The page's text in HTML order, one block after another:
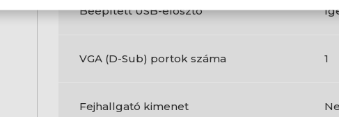
Beépített USB-elosztó
VGA (D-Sub) portok száma 1
Fejhallgató kimenet